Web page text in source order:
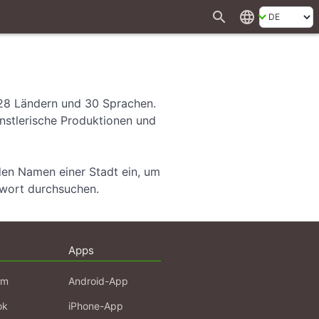
search language
Ländern und 30 Sprachen.
Produktionen und
Namen einer Stadt ein, um
durchsuchen.
Apps
Android-App
iPhone-App